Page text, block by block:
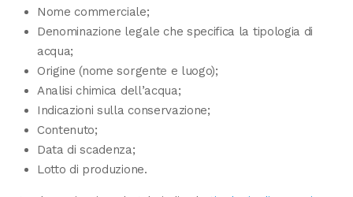
Nome commerciale;
Denominazione legale che specifica la tipologia di
acqua;
Origine (nome sorgente e luogo);
Analisi chimica dell’acqua;
Indicazioni sulla conservazione;
Contenuto;
Data di scadenza;
Lotto di produzione.